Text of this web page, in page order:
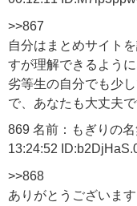
>>867
自分はまとめサイト
すが理解できるように
劣等生の自分でも少
で、あなたも大丈夫で
869 名前：もぎりの
13:24:52
>>868
ありがとうございます